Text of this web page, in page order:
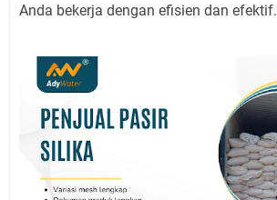
Anda bekerja dengan efisien dan efektif.